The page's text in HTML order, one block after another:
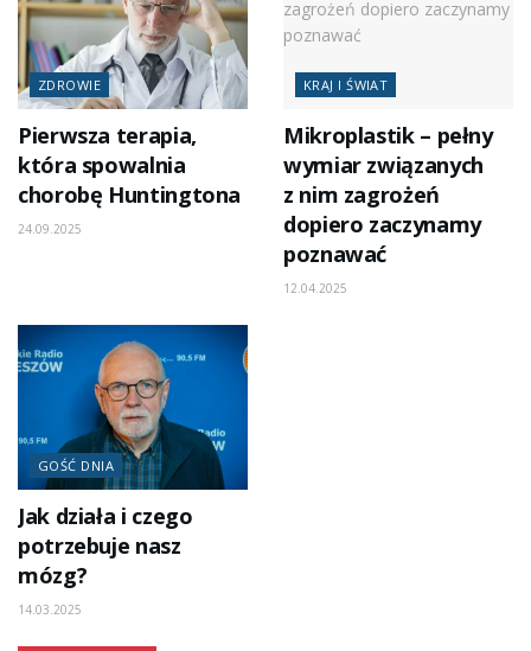
ZDROWIE
Pierwsza terapia,
która spowalnia
chorobę Huntingtona
24.09.2025
KRAJ I ŚWIAT
Mikroplastik – pełny
wymiar związanych
z nim zagrożeń
dopiero zaczynamy
poznawać
12.04.2025
GOŚĆ DNIA
Jak działa i czego
potrzebuje nasz
mózg?
14.03.2025